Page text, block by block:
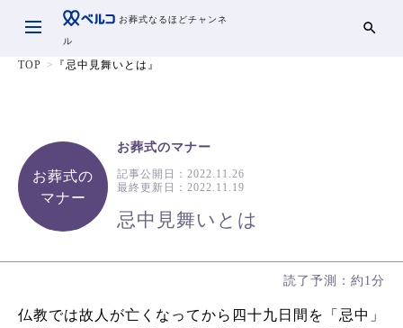
お葬式なるほどチャンネ
ル
TOP 『忌中見舞いとは』
お葬式の
マナー
お葬式のマナー
記事公開日： 2022.11.26
最終更新日： 2022.11.19
忌中見舞いとは
読了予測：約1分
仏教では故人が亡くなってから四十九日間を「忌中」